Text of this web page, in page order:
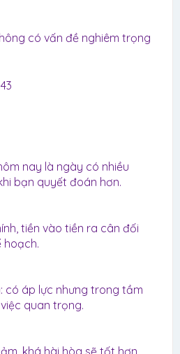
có vấn đề nghiêm trọng
nay là ngày có nhiều
bạn quyết đoán hơn.
tiền vào tiền ra cân đối
hoạch.
có áp lực nhưng trong tầm
quan trọng.